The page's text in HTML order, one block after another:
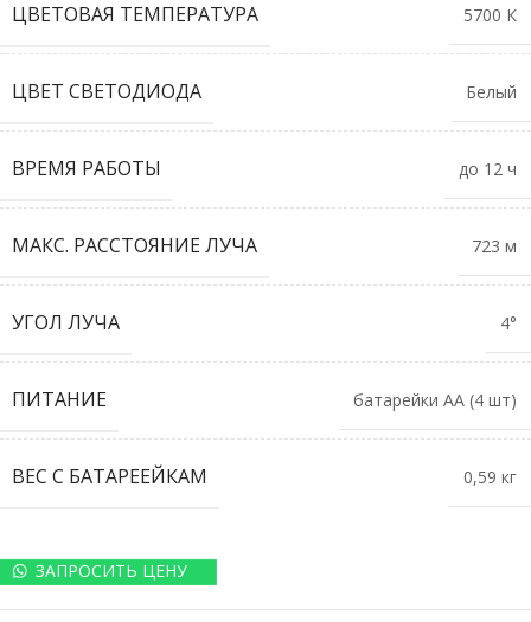
ЦВЕТОВАЯ ТЕМПЕРАТУРА 5700 К
ЦВЕТ СВЕТОДИОДА Белый
ВРЕМЯ РАБОТЫ до 12 ч
МАКС. РАССТОЯНИЕ ЛУЧА 723 м
УГОЛ ЛУЧА 4°
ПИТАНИЕ батарейки АА (4 шт)
ВЕС С БАТАРЕЕЙКАМ 0,59 кг
ЗАПРОСИТЬ ЦЕНУ